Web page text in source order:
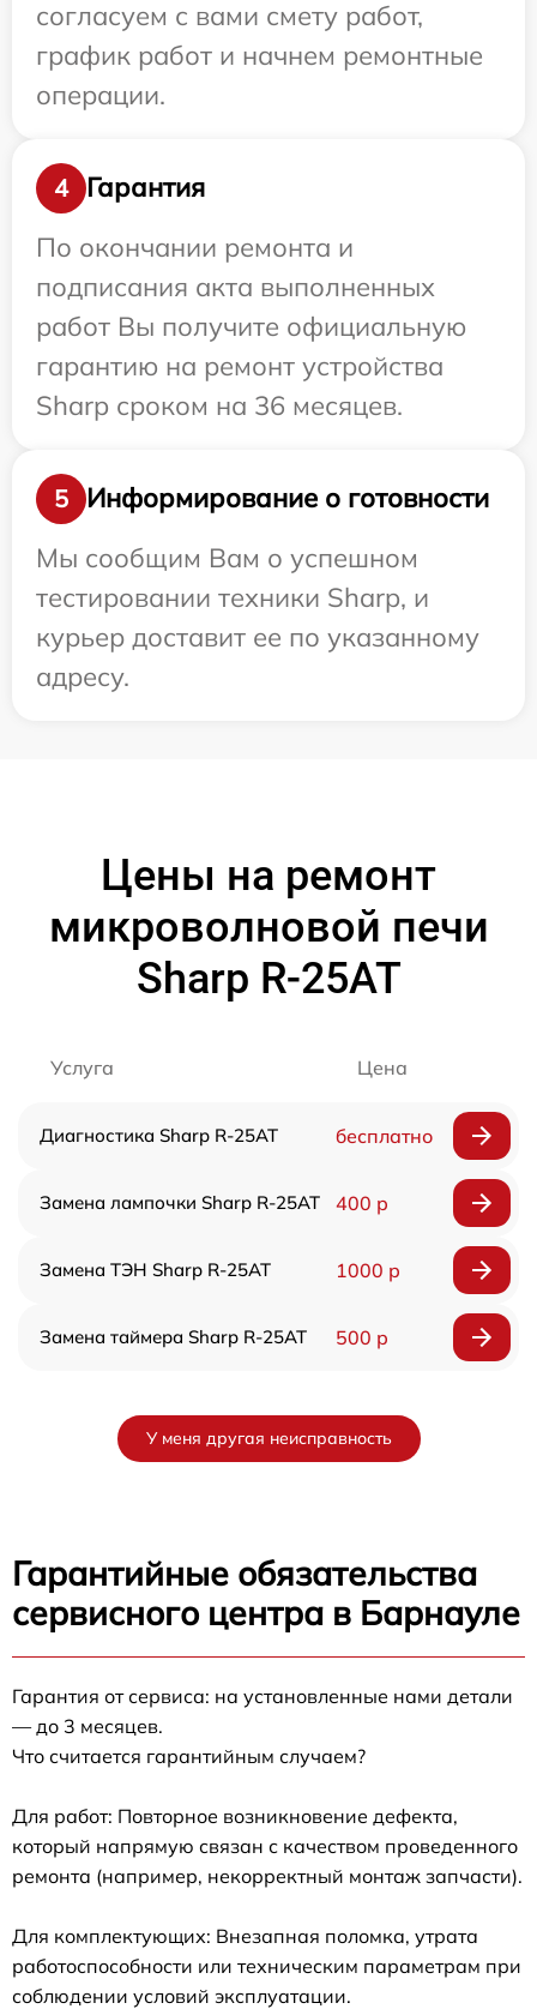
согласуем с вами смету работ,
график работ и начнем ремонтные
операции.
4
Гарантия
По окончании ремонта и
подписания акта выполненных
работ Вы получите официальную
гарантию на ремонт устройства
Sharp сроком на 36 месяцев.
5
Информирование о готовности
Мы сообщим Вам о успешном
тестировании техники Sharp, и
курьер доставит ее по указанному
адресу.
Цены на ремонт
микроволновой печи
Sharp R-25AT
Услуга Цена
Диагностика Sharp R-25AT бесплатно
Замена лампочки Sharp R-25AT 400 р
Замена ТЭН Sharp R-25AT 1000 р
Замена таймера Sharp R-25AT 500 р
У меня другая неисправность
Гарантийные обязательства
сервисного центра в Барнауле
Гарантия от сервиса: на установленные нами детали
— до 3 месяцев.
Что считается гарантийным случаем?
Для работ: Повторное возникновение дефекта,
который напрямую связан с качеством проведенного
ремонта (например, некорректный монтаж запчасти).
Для комплектующих: Внезапная поломка, утрата
работоспособности или техническим параметрам при
соблюдении условий эксплуатации.